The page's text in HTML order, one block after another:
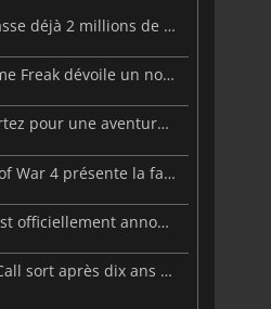
Resident Evil: Veronica dépasse déjà 2 millions de wishlists
Beast of Reincarnation : Game Freak dévoile un nouveau pari
Big Walk est disponible : partez pour une aventure entre amis
Warhammer 40 000 : Dawn of War 4 présente la faction des Nécrons
Le DLC Nioh 3 : Hell Rising est officiellement annoncé
Forsaken Realms : Vahrin's Call sort après dix ans de développement